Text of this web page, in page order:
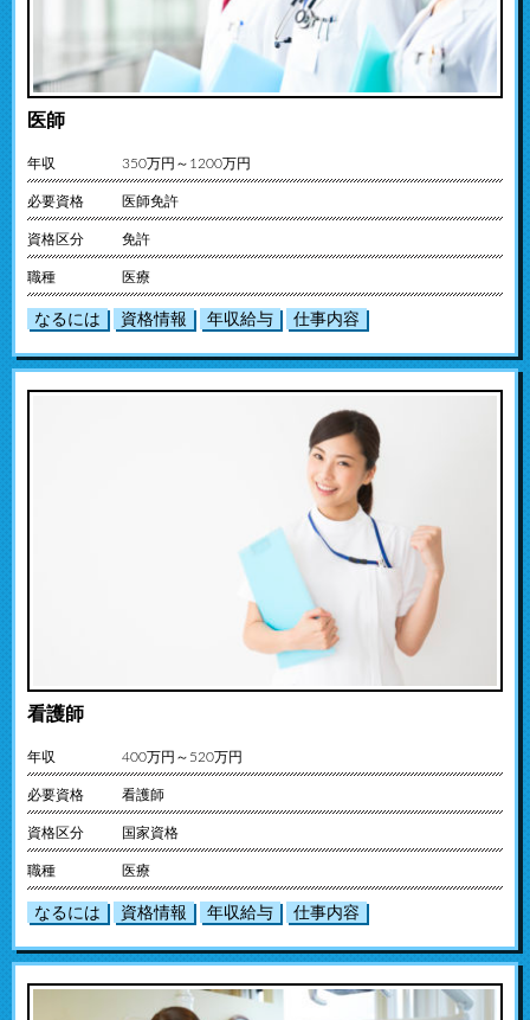
医師
年収 350万円～1200万円
必要資格 医師免許
資格区分 免許
職種 医療
なるには 資格情報 年収給与 仕事内容
看護師
年収 400万円～520万円
必要資格 看護師
資格区分 国家資格
職種 医療
なるには 資格情報 年収給与 仕事内容